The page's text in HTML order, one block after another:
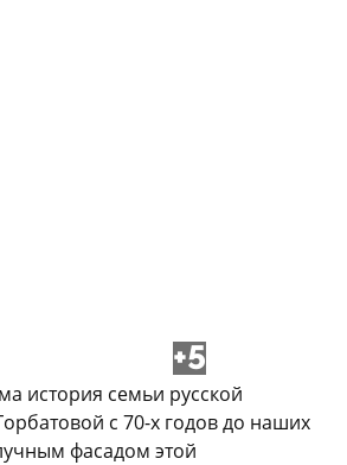
+5
история семьи русской
с 70-х годов до наших
фасадом этой